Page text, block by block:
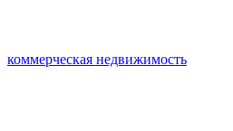
коммерческая недвижимость